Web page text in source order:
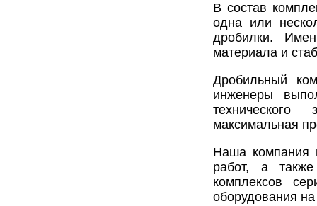
В состав
одна или
дробилки.
материала и
Дробильный
инженеры
технического
максимальная
Наша компания
работ, а также
комплексов
оборудования